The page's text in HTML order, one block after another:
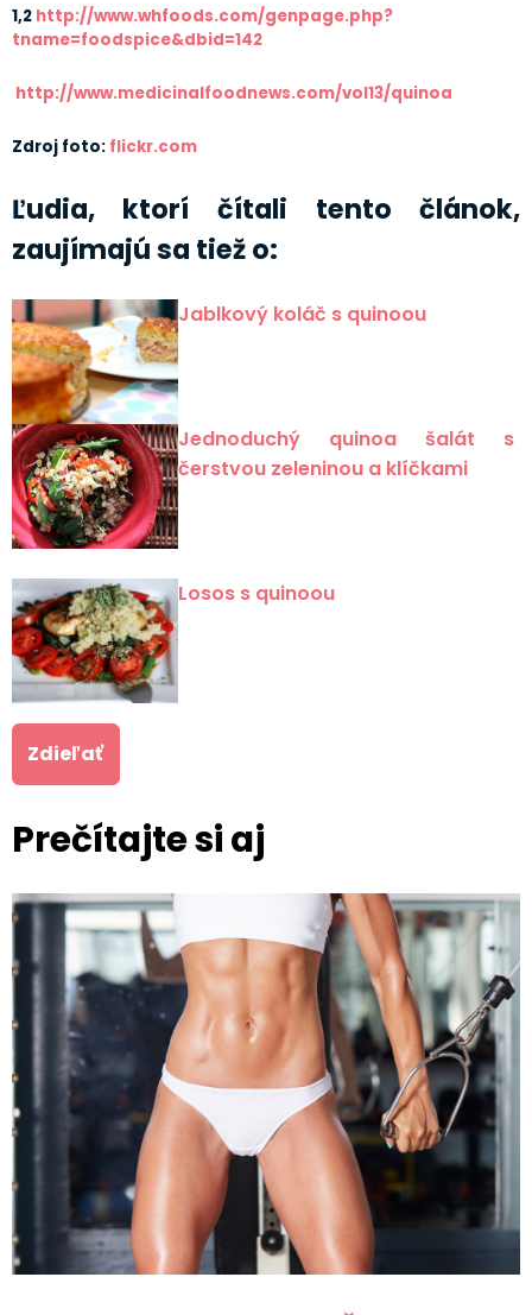
1,2 http://www.whfoods.com/genpage.php?
tname=foodspice&dbid=142
http://www.medicinalfoodnews.com/vol13/quinoa
Zdroj foto: flickr.com
Ľudia, ktorí čítali tento článok,
zaujímajú sa tiež o:
Jablkový koláč s quinoou
Jednoduchý quinoa šalát s
čerstvou zeleninou a klíčkami
Losos s quinoou
Zdieľať
Prečítajte si aj